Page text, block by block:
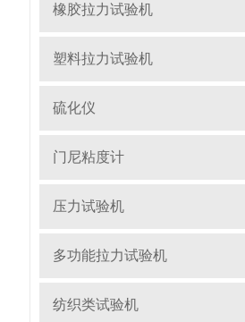
橡胶拉力试验机
塑料拉力试验机
硫化仪
门尼粘度计
压力试验机
多功能拉力试验机
纺织类试验机